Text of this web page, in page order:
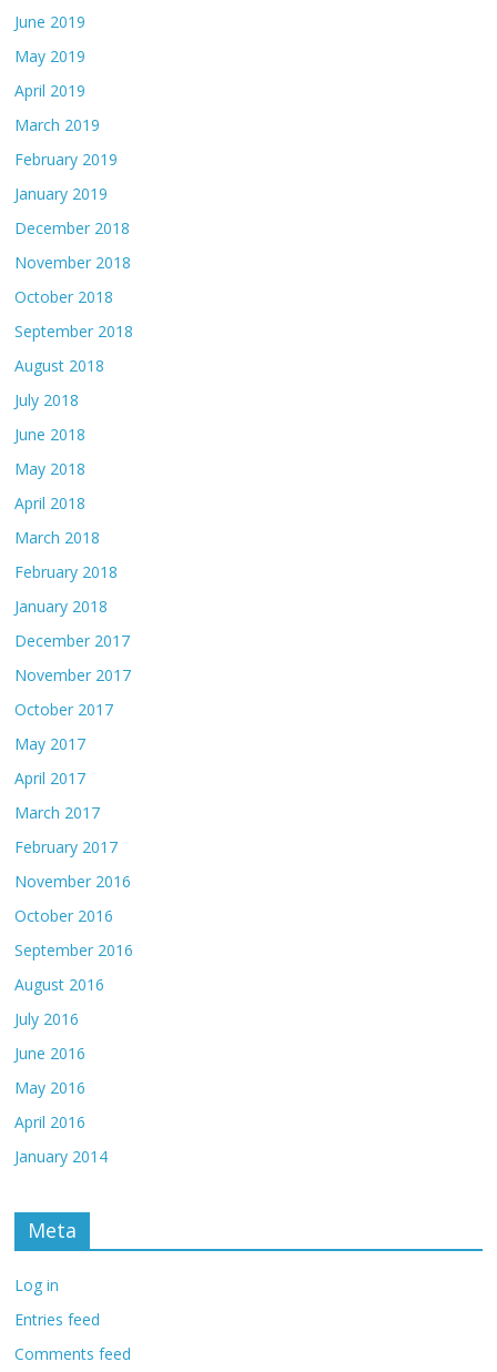
June 2019
May 2019
April 2019
March 2019
February 2019
January 2019
December 2018
November 2018
October 2018
September 2018
August 2018
July 2018
June 2018
May 2018
April 2018
March 2018
February 2018
January 2018
December 2017
November 2017
October 2017
May 2017
April 2017
March 2017
February 2017
November 2016
October 2016
September 2016
August 2016
July 2016
June 2016
May 2016
April 2016
January 2014
Meta
Log in
Entries feed
Comments feed